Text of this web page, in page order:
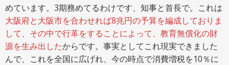
めています。3期務めてるわけです、知事と首長で。これは
大阪府と大阪市を合わせれば8兆円の予算を編成しておりま
して、その中で行革をすることによって、教育無償化の財
源を生み出したからです。事実としてこれ現実できました
んで、これを全国に広げれ、今の時点で消費増税を10％に